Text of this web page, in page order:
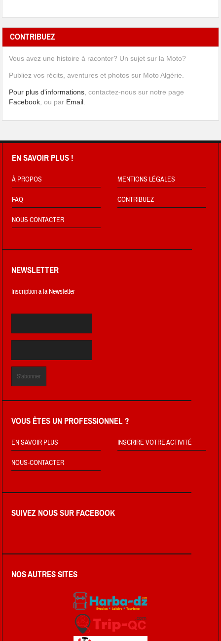
CONTRIBUEZ
Vous avez une histoire à raconter? Un sujet sur la Moto?
Publiez vos récits, aventures et photos sur Moto Algérie.
Pour plus d'informations, contactez-nous sur notre page
Facebook, ou par Email.
EN SAVOIR PLUS !
À PROPOS MENTIONS LÉGALES
FAQ CONTRIBUEZ
NOUS CONTACTER
NEWSLETTER
Inscription a la Newsletter
VOUS ÊTES UN PROFESSIONNEL ?
EN SAVOIR PLUS INSCRIRE VOTRE ACTIVITÉ
NOUS-CONTACTER
SUIVEZ NOUS SUR FACEBOOK
NOS AUTRES SITES